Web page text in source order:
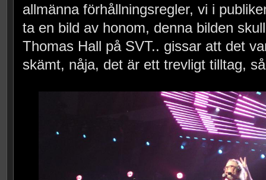
allmänna förhållningsregler, vi i
ta en bild av honom, denna bilden
Thomas Hall på SVT.. gissar att det
skämt, nåja, det är ett trevligt tilltag,